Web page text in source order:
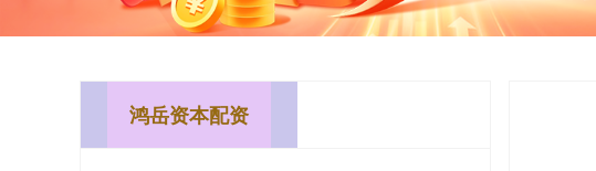
鸿岳资本配资